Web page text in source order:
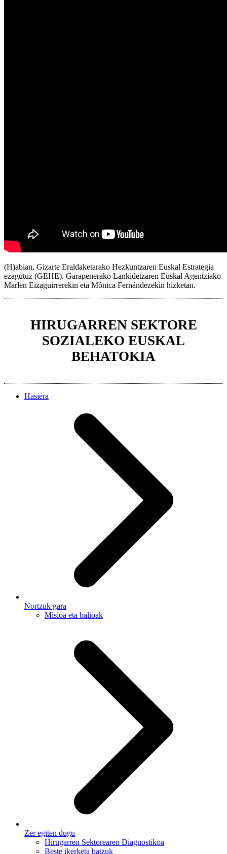
(H)abian, Gizarte Eraldaketarako Hezkuntzaren Euskal Estrategia
ezagutuz (GEHE). Garapenerako Lankidetzaren Euskal Agentziako
Marlen Eizaguirrerekin eta Mónica Fernándezekin hizketan.
HIRUGARREN SEKTORE
SOZIALEKO EUSKAL
BEHATOKIA
Hasiera
Nortzuk gara
Misioa eta balioak
Zer egiten dugu
Hirugarren Sektorearen Diagnostikoa
Beste ikerketa batzuk